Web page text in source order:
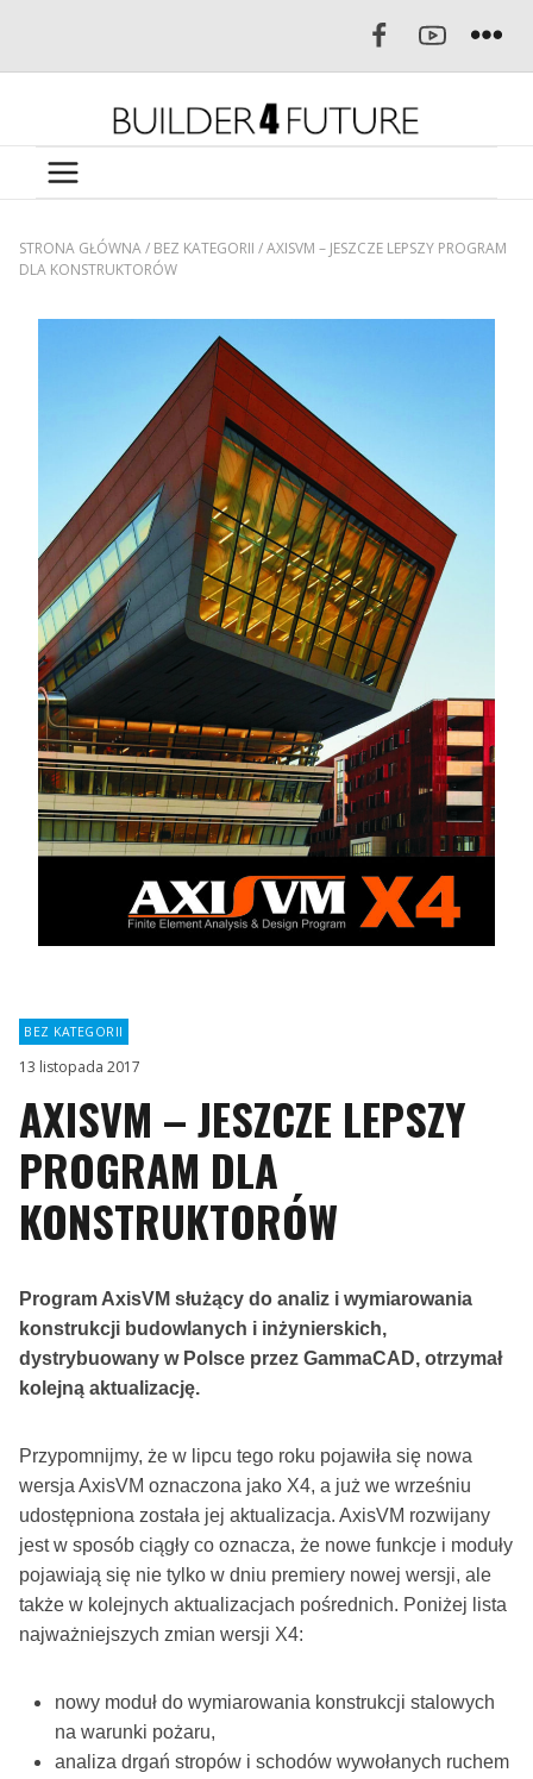
STRONA GŁÓWNA/ BEZ KATEGORII /AXISVM – JESZCZE LEPSZY PROGRAM
DLA KONSTRUKTORÓW
BEZ KATEGORII
13 listopada 2017
AXISVM – JESZCZE LEPSZY
PROGRAM DLA
KONSTRUKTORÓW
Program AxisVM służący do analiz i wymiarowania
konstrukcji budowlanych i inżynierskich,
dystrybuowany w Polsce przez GammaCAD, otrzymał
kolejną aktualizację.
Przypomnijmy, że w lipcu tego roku pojawiła się nowa
wersja AxisVM oznaczona jako X4, a już we wrześniu
udostępniona została jej aktualizacja. AxisVM rozwijany
jest w sposób ciągły co oznacza, że nowe funkcje i moduły
pojawiają się nie tylko w dniu premiery nowej wersji, ale
także w kolejnych aktualizacjach pośrednich. Poniżej lista
najważniejszych zmian wersji X4:
nowy moduł do wymiarowania konstrukcji stalowych
na warunki pożaru,
analiza drgań stropów i schodów wywołanych ruchem